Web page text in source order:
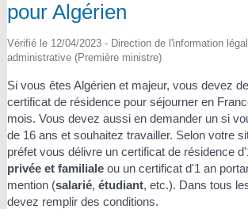
pour Algérien
Vérifié le 12/04/2023 - Direction de l'information
administrative (Première ministre)
Si vous êtes Algérien et majeur, vous devez
certificat de résidence pour séjourner en
mois. Vous devez aussi en demander un si
de 16 ans et souhaitez travailler. Selon votre
préfet vous délivre un certificat de résidence
privée et familialeou un certificat d'1 an
mention (salarié, étudiant, etc.). Dans tous
devez remplir des conditions.